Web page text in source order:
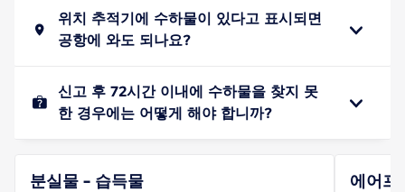
위치 추적기에 수하물이 있다고 표시되면
공항에 와도 되나요?
신고 후 72시간 이내에 수하물을 찾지 못
한 경우에는 어떻게 해야 합니까?
분실물 - 습득물 에어프